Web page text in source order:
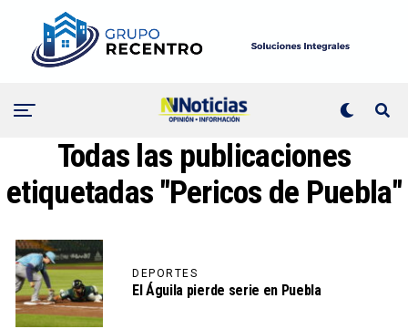
Todas las publicaciones
etiquetadas "Pericos de Puebla"
DEPORTES
El Águila pierde serie en Puebla